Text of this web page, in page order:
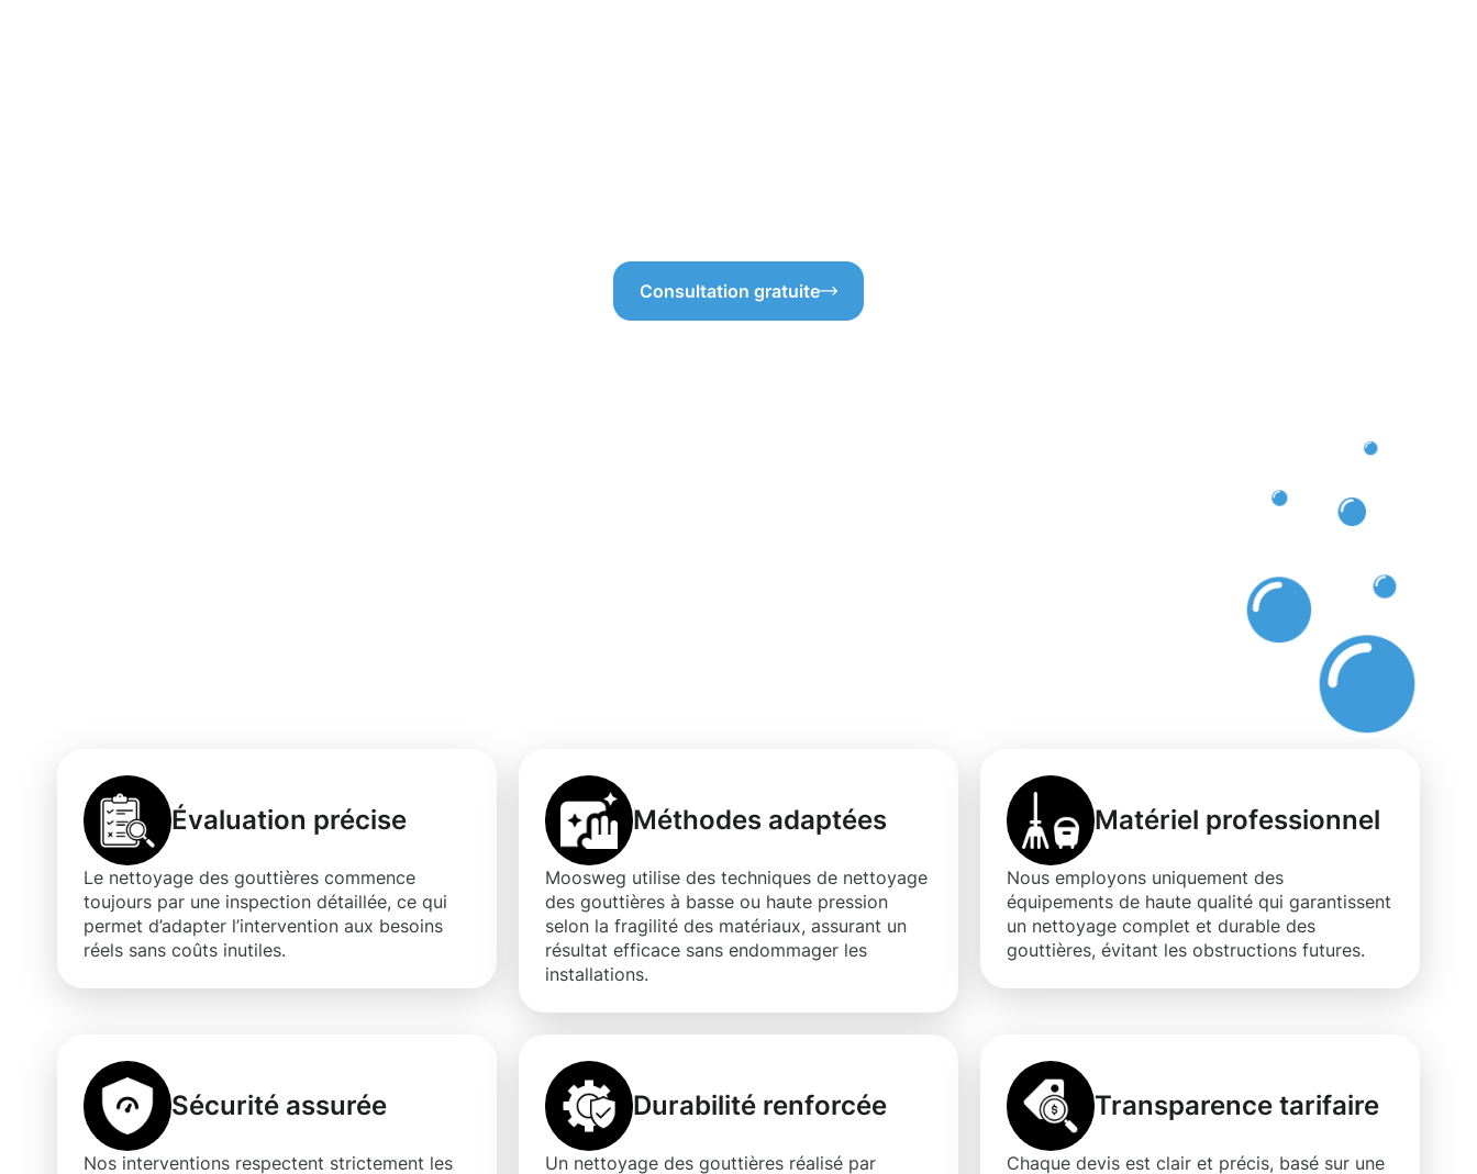
Consultation gratuite
Évaluation précise
Le nettoyage des gouttières commence
toujours par une inspection détaillée, ce qui
permet d’adapter l’intervention aux besoins
réels sans coûts inutiles.
Méthodes adaptées
Moosweg utilise des techniques de nettoyage
des gouttières à basse ou haute pression
selon la fragilité des matériaux, assurant un
résultat efficace sans endommager les
installations.
Matériel professionnel
Nous employons uniquement des
équipements de haute qualité qui garantissent
un nettoyage complet et durable des
gouttières, évitant les obstructions futures.
Sécurité assurée
Nos interventions respectent strictement les
Durabilité renforcée
Un nettoyage des gouttières réalisé par
Transparence tarifaire
Chaque devis est clair et précis, basé sur une